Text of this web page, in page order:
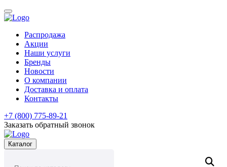
Распродажа
Акции
Наши услуги
Бренды
Новости
О компании
Доставка и оплата
Контакты
+7 (800) 775-89-21
Заказать обратный звонок
Каталог